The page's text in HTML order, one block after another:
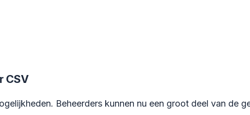
CSV
Beheerders kunnen nu een groot deel van de